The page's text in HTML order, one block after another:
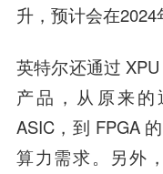
升，预计会在2024
英特尔还通过
产品，从原来的
ASIC，到 FPGA
算力需求。另外